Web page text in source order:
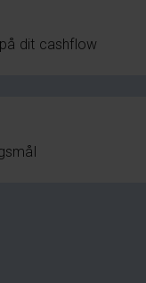
dit cashflow